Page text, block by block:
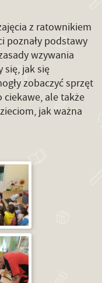
z ratownikiem
poznały podstawy
wzywania
się, jak się
zobaczyć sprzęt
ciekawe, ale także
jak ważna